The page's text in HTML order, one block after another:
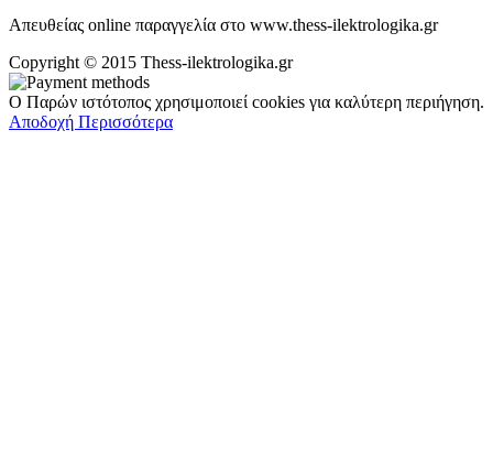
Απευθείας online παραγγελία στο www.thess-ilektrologika.gr
Copyright © 2015 Thess-ilektrologika.gr
Ο Παρών ιστότοπος χρησιμοποιεί cookies για καλύτερη περιήγηση.
Αποδοχή Περισσότερα